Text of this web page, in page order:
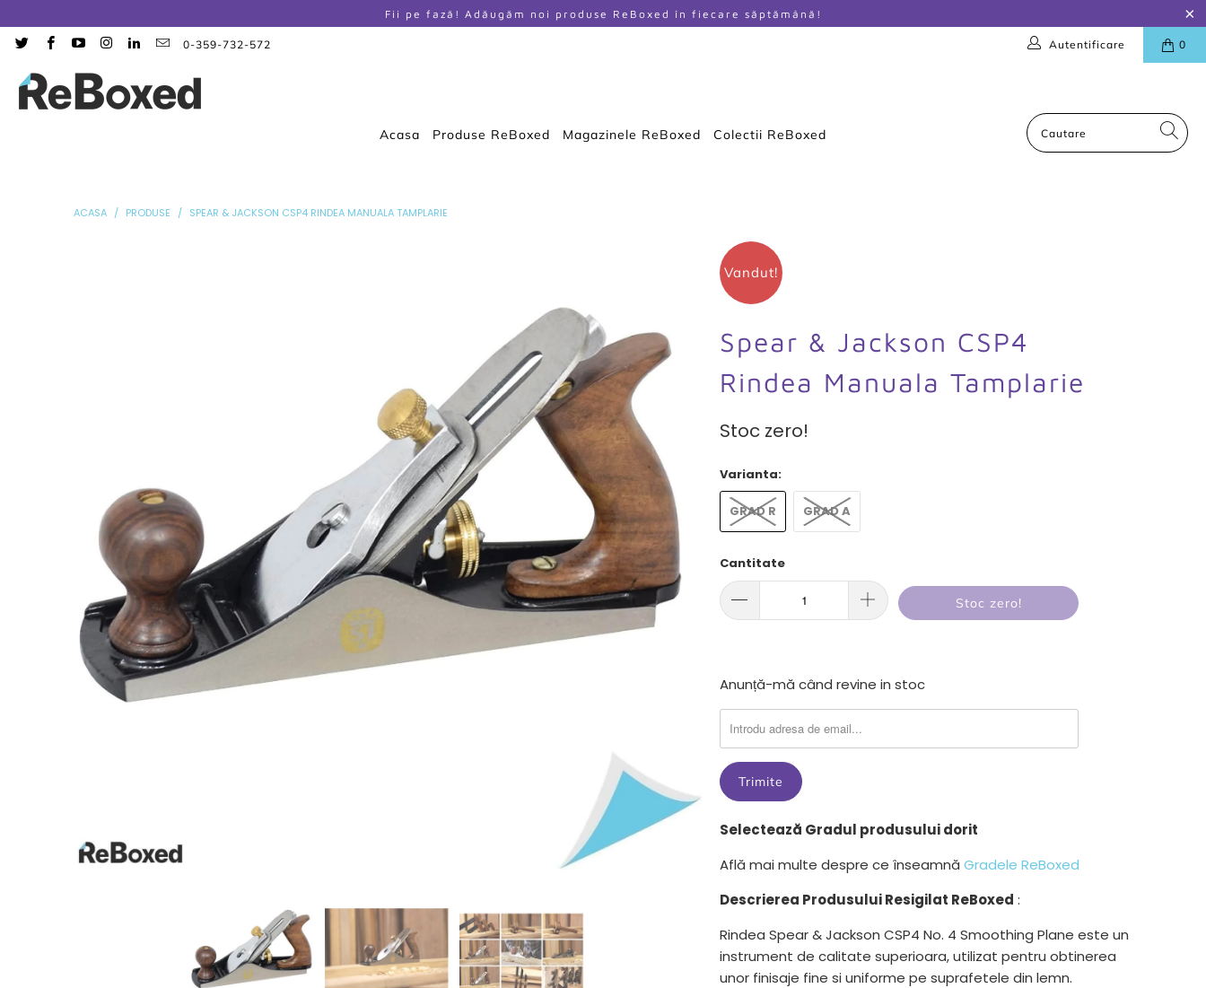
Fii pe fază! Adăugăm noi produse ReBoxed în fiecare săptămână!
0-359-732-572 Autentificare 0
Acasa Produse ReBoxed Magazinele ReBoxed Colectii ReBoxed
ACASA / PRODUSE / SPEAR & JACKSON CSP4 RINDEA MANUALA TAMPLARIE
Vandut!
Spear & Jackson CSP4
Rindea Manuala Tamplarie
Stoc zero!
Varianta:
GRAD R GRAD A
Cantitate
Stoc zero!
Anunta-
cand
produsul
{{
product
devine
{{
}}:
Anunță-mă când revine in stoc
Selectează Gradul produsului dorit
Află mai multe despre ce înseamnă Gradele ReBoxed
Descrierea Produsului Resigilat ReBoxed :
Rindea Spear & Jackson CSP4 No. 4 Smoothing Plane este un
instrument de calitate superioara, utilizat pentru obtinerea
unor finisaje fine si uniforme pe suprafetele din lemn.